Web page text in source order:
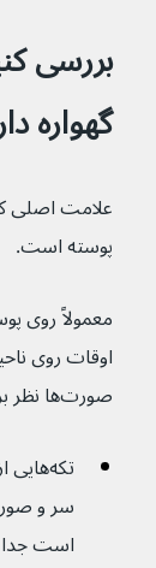
بررسی
گهواره
پوسته است.
صورت‌ها نظر برسد:
است